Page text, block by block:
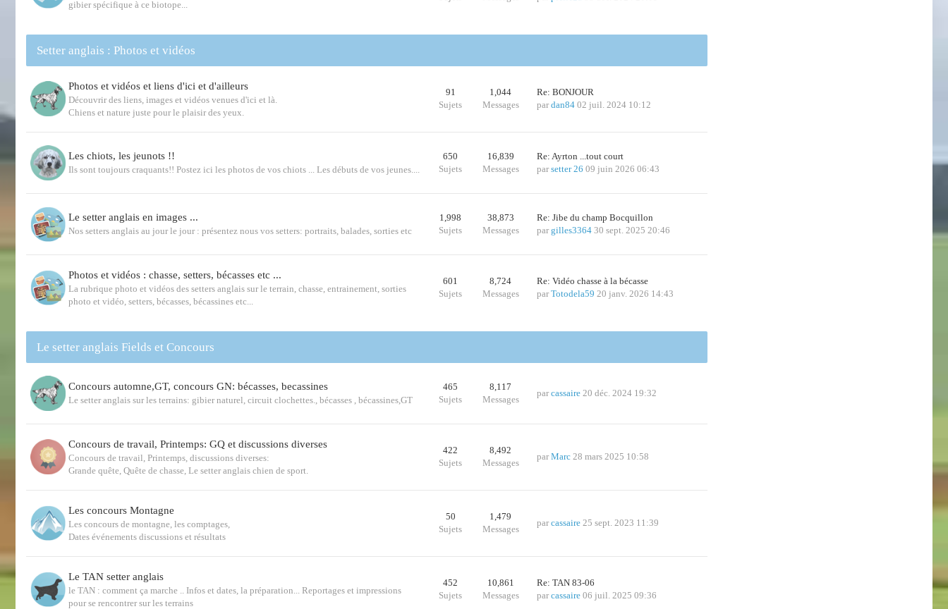
gibier spécifique à ce biotope...
Setter anglais : Photos et vidéos
Photos et vidéos et liens d'ici et d'ailleurs
Découvrir des liens, images et vidéos venues d'ici et là.
Chiens et nature juste pour le plaisir des yeux.
91
Sujets
1,044
Messages
Re: BONJOUR
par dan84 02 juil. 2024 10:12
Les chiots, les jeunots !!
Ils sont toujours craquants!! Postez ici les photos de vos chiots ... Les débuts de vos jeunes....
650
Sujets
16,839
Messages
Re: Ayrton ...tout court
par setter 26 09 juin 2026 06:43
Le setter anglais en images ...
Nos setters anglais au jour le jour : présentez nous vos setters: portraits, balades, sorties etc
1,998
Sujets
38,873
Messages
Re: Jibe du champ Bocquillon
par gilles3364 30 sept. 2025 20:46
Photos et vidéos : chasse, setters, bécasses etc ...
La rubrique photo et vidéos des setters anglais sur le terrain, chasse, entrainement, sorties
photo et vidéo, setters, bécasses, bécassines etc...
601
Sujets
8,724
Messages
Re: Vidéo chasse à la bécasse
par Totodela59 20 janv. 2026 14:43
Le setter anglais Fields et Concours
Concours automne,GT, concours GN: bécasses, becassines
Le setter anglais sur les terrains: gibier naturel, circuit clochettes., bécasses , bécassines,GT
465
Sujets
8,117
Messages
par cassaire 20 déc. 2024 19:32
Concours de travail, Printemps: GQ et discussions diverses
Concours de travail, Printemps, discussions diverses:
Grande quête, Quête de chasse, Le setter anglais chien de sport.
422
Sujets
8,492
Messages
par Marc 28 mars 2025 10:58
Les concours Montagne
Les concours de montagne, les comptages,
Dates événements discussions et résultats
50
Sujets
1,479
Messages
par cassaire 25 sept. 2023 11:39
Le TAN setter anglais
le TAN : comment ça marche .. Infos et dates, la préparation... Reportages et impressions
pour se rencontrer sur les terrains
452
Sujets
10,861
Messages
Re: TAN 83-06
par cassaire 06 juil. 2025 09:36